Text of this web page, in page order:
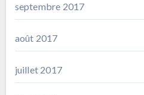
septembre 2017
août 2017
juillet 2017